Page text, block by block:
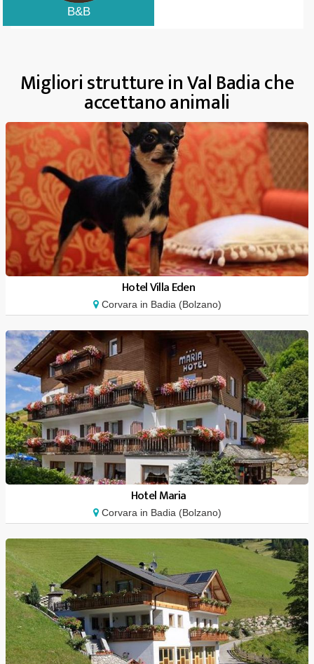
B&B
Migliori strutture in Val Badia che
accettano animali
Hotel Villa Eden
Corvara in Badia (Bolzano)
Hotel Maria
Corvara in Badia (Bolzano)